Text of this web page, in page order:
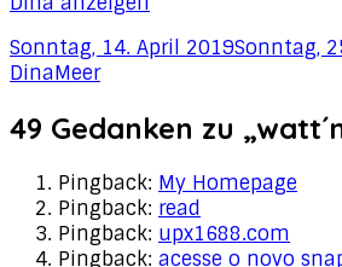
Veröffentlicht
am
Sonntag, 14. April 2019Sonntag,
DinaKategorien
Meer
49 Gedanken zu
Pingback: My Homepage
Pingback: read
Pingback: upx1688.com
Pingback: acesse o novo